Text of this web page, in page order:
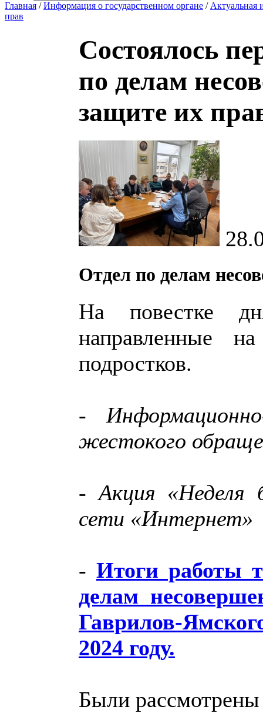
Главная /Информация о государственном органе / Актуальная
прав
Состоялось
по делам
защите их
Отдел по делам
На повестке
направленные
подростков.
-
жестокого
- Акция «Неделя
сети «Интернет»
- Итоги работы
делам
Гаврилов-
2024 году.
Были